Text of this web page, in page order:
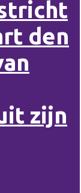
den
zijn